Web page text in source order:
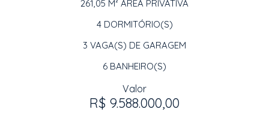
261,05 M² ÁREA PRIVATIVA
4DORMITÓRIO(S)
3 VAGA(S) DE GARAGEM
6 BANHEIRO(S)
Valor
R$ 9.588.000,00